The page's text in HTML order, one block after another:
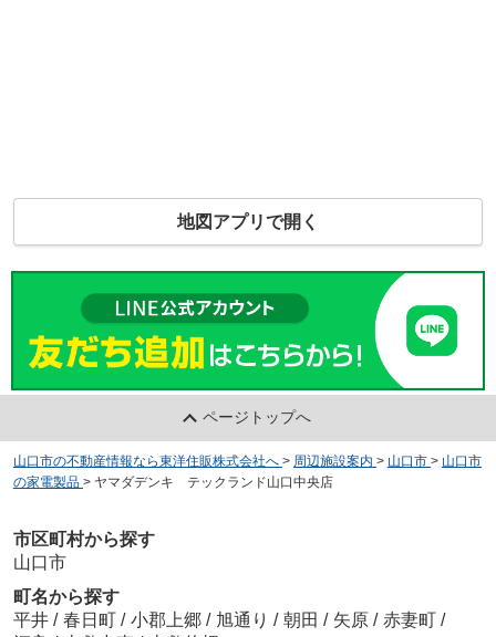
地図アプリで開く
ページトップへ
山口市の不動産情報なら東洋住販株式会社へ > 周辺施設案内 > 山口市 > 山口市
の家電製品 > ヤマダデンキ テックランド山口中央店
市区町村から探す
山口市
町名から探す
平井 / 春日町 / 小郡上郷 / 旭通り / 朝田 / 矢原 / 赤妻町 /